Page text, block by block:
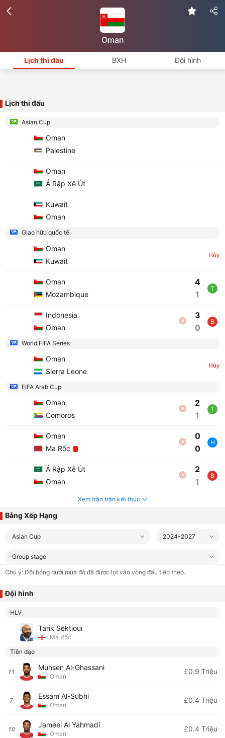
Oman
Lịch thi đấu BXH Đội hình
Lịch thi đấu
Asian Cup
Oman
Palestine
Oman
Ả Rập Xê Út
Kuwait
Oman
Giao hữu quốc tế
Oman
Kuwait
Hủy
Oman
Mozambique
4
1
T
Indonesia
Oman
3
0
B
World FIFA Series
Oman
Sierra Leone
Hủy
FIFA Arab Cup
Oman
Comoros
2
1
T
Oman
Ma Rốc
0
0
H
Ả Rập Xê Út
Oman
2
1
B
Xem trận trận kết thúc
Bảng Xếp Hạng
Asian Cup 2024-2027
Group stage
Chú ý: Đội bóng dưới mùa đỏ đã được lọt vào vòng đấu tiếp theo.
Đội hình
HLV
Tarik Sektioui
Ma Rốc
Tiền đạo
11 Muhsen Al-Ghassani
Oman
£0.9 Triệu
7 Essam Al-Subhi
Oman
£0.4 Triệu
10 Jameel Al Yahmadi
Oman
£0.4 Triệu